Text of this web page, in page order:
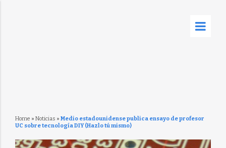
Home » Noticias » Medio estadounidense publica ensayo de profesor
UC sobre tecnología DIY (Hazlo tú mismo)